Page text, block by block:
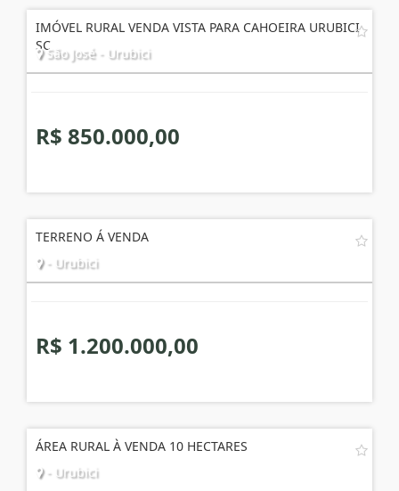
IMÓVEL RURAL VENDA VISTA PARA CAHOEIRA URUBICI
SCSão José - Urubici
R$ 850.000,00
TERRENO Á VENDA
- Urubici
R$ 1.200.000,00
ÁREA RURAL À VENDA 10 HECTARES
- Urubici